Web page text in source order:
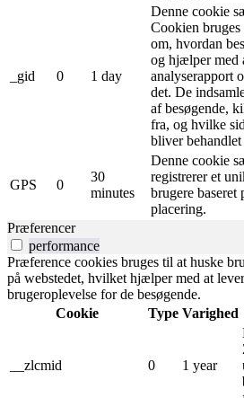
_gid 0 1 day
Denne cookie
Cookien
om, hvordan
og hjælper med
analyserapport
det. De
af besøgende,
fra, og hvilke
bliver
GPS 0
30
minutes
Denne cookie
registrerer et
brugere baseret
placering.
Præferencer
performance
Præference cookies bruges til at huske
på webstedet, hvilket hjælper med at
brugeroplevelse for de besøgende.
Cookie
Type Varighed
__zlcmid 0 1 year